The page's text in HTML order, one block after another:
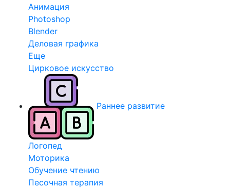
Анимация
Photoshop
Blender
Деловая графика
Еще
Цирковое искусство
Раннее развитие
Логопед
Моторика
Обучение чтению
Песочная терапия